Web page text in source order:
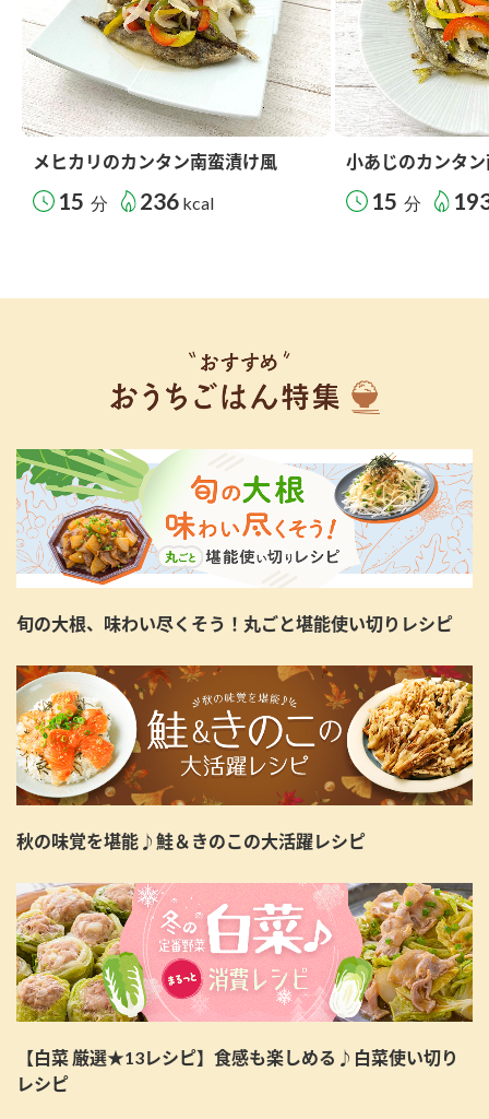
メヒカリのカンタン南蛮漬け風
15 分 236 kcal
小あじのカンタ
15 分
旬の大根、味わい尽くそう！丸ごと堪能使い切りレシピ
秋の味覚を堪能♪鮭＆きのこの大活躍レシピ
【白菜 厳選★13レシピ】食感も楽しめる♪白菜使い切り
レシピ